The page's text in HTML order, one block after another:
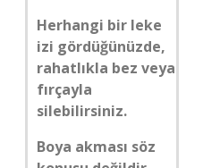
Herhangi bir leke
izi gördüğünüzde,
rahatlıkla bez veya
fırçayla
silebilirsiniz.
Boya akması söz